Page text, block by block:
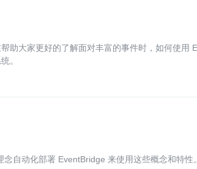
助大家更好的了解面对丰富的事件时，如何使用
。
自动化部署 EventBridge 来使用这些概念和特性